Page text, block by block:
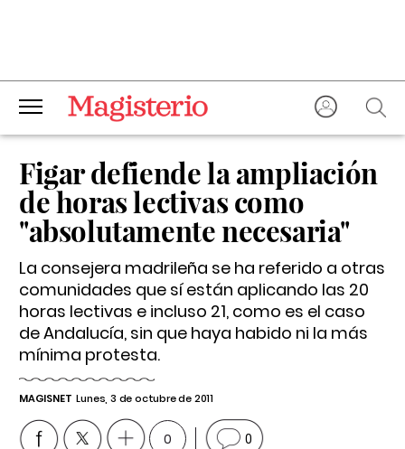
Figar defiende la ampliación
de horas lectivas como
"absolutamente necesaria"
La consejera madrileña se ha referido a otras
comunidades que sí están aplicando las 20
horas lectivas e incluso 21, como es el caso
de Andalucía, sin que haya habido ni la más
mínima protesta.
MAGISNET Lunes, 3 de octubre de 2011
0 0